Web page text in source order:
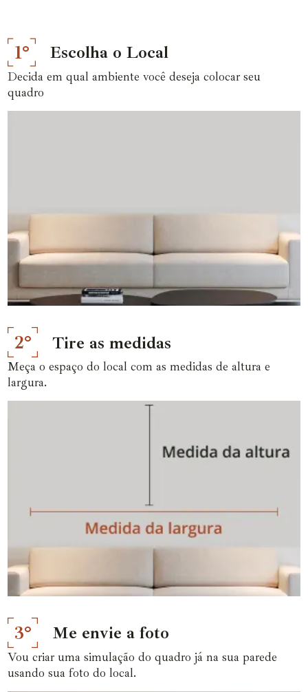
1° Escolha o Local
Decida em qual ambiente você deseja colocar seu
quadro
2° Tire as medidas
Meça o espaço do local com as medidas de altura e
largura.
3° Me envie a foto
Vou criar uma simulação do quadro já na sua parede
usando sua foto do local.